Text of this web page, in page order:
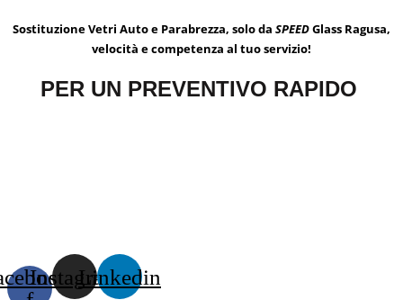
Sostituzione Vetri Auto e Parabrezza, solo da SPEEDGlass Ragusa,
velocità e competenza al tuo servizio!
PER UN PREVENTIVO RAPIDO
InstagramLinkedin